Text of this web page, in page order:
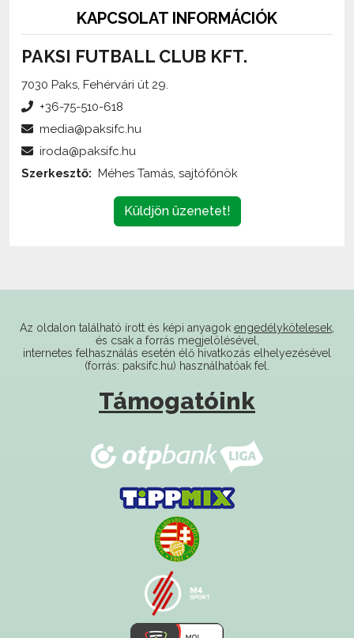
PAKSI FUTBALL CLUB KFT.
7030 Paks, Fehérvári út 29.
Küldjön üzenetet!
internetes felhasználás esetén élő hivatkozás elhelyezésével
(forrás: paksifc.hu) használhatóak fel.
Támogatóink